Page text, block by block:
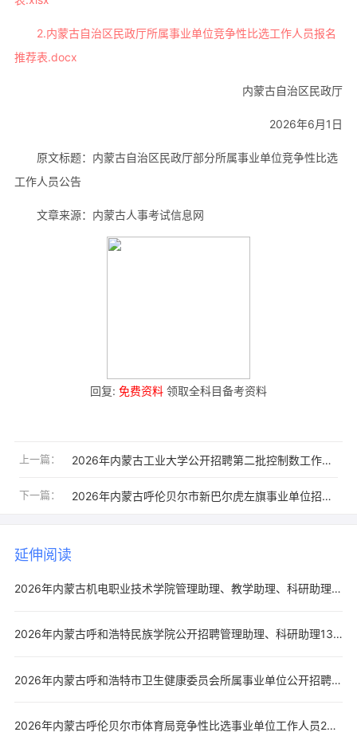
2.内蒙古自治区民政厅所属事业单位竞争性比选工作人员报名
推荐表.docx
内蒙古自治区民政厅
2026年6月1日
原文标题：内蒙古自治区民政厅部分所属事业单位竞争性比选
工作人员公告
文章来源：内蒙古人事考试信息网
回复: 免费资料 领取全科目备考资料
上一篇： 2026年内蒙古工业大学公开招聘第二批控制数工作人员25人公告
下一篇： 2026年内蒙古呼伦贝尔市新巴尔虎左旗事业单位招聘卫生专业技术人才7人公告
延伸阅读
2026年内蒙古机电职业技术学院管理助理、教学助理、科研助理岗位招聘工作人员21人公告
2026年内蒙古呼和浩特民族学院公开招聘管理助理、科研助理13人公告
2026年内蒙古呼和浩特市卫生健康委员会所属事业单位公开招聘控制数工作人员200人公告
2026年内蒙古呼伦贝尔市体育局竞争性比选事业单位工作人员2人公告